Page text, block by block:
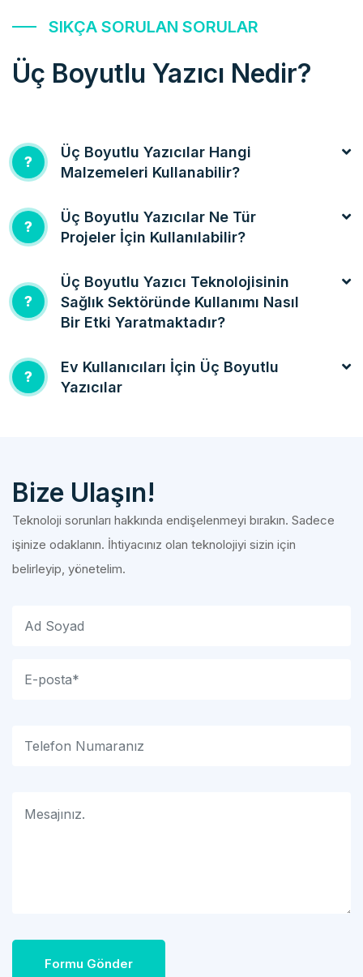
SIKÇA SORULAN SORULAR
Üç Boyutlu Yazıcı Nedir?
?
Üç Boyutlu Yazıcılar Hangi
Malzemeleri Kullanabilir?
?
Üç Boyutlu Yazıcılar Ne Tür
Projeler İçin Kullanılabilir?
?
Üç Boyutlu Yazıcı Teknolojisinin
Sağlık Sektöründe Kullanımı Nasıl
Bir Etki Yaratmaktadır?
?
Ev Kullanıcıları İçin Üç Boyutlu
Yazıcılar
Bize Ulaşın!
Teknoloji sorunları hakkında endişelenmeyi bırakın. Sadece
işinize odaklanın. İhtiyacınız olan teknolojiyi sizin için
belirleyip, yönetelim.
Formu Gönder